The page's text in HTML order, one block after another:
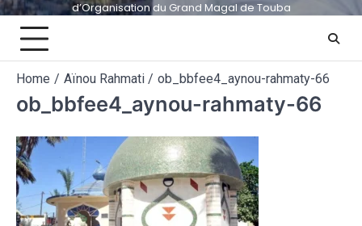
d’Organisation du Grand Magal de Touba
Home Aïnou Rahmati ob_bbfee4_aynou-rahmaty-66
ob_bbfee4_aynou-rahmaty-66